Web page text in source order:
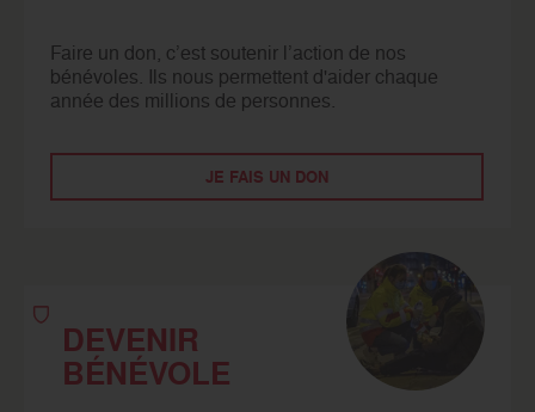
Faire un don, c’est soutenir l’action de nos
bénévoles. Ils nous permettent d'aider chaque
année des millions de personnes.
JE FAIS UN DON
DEVENIR
BÉNÉVOLE